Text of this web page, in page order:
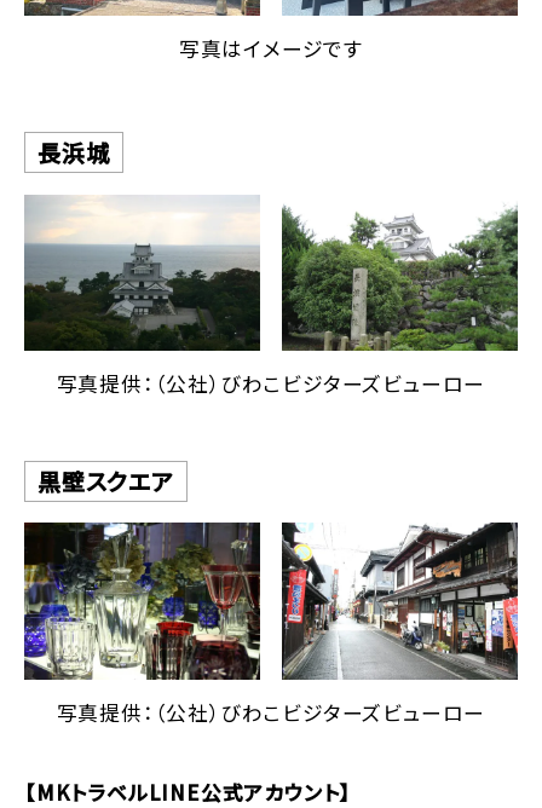
写真はイメージです
長浜城
写真提供：（公社）びわこビジターズビューロー
黒壁スクエア
写真提供：（公社）びわこビジターズビューロー
【MKトラベルLINE公式アカウント】